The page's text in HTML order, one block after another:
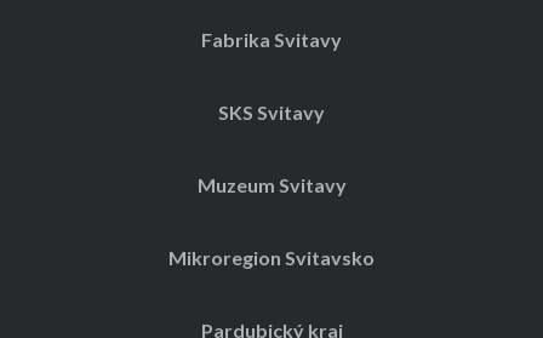
Fabrika Svitavy
SKS Svitavy
Muzeum Svitavy
Mikroregion Svitavsko
Pardubický kraj